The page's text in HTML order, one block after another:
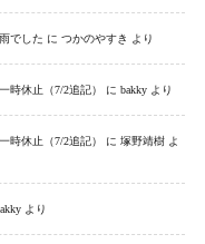
でした に つかのやすき より
時休止（7/2追記） に bakkyより
時休止（7/2追記） に 塚野靖樹よ
より